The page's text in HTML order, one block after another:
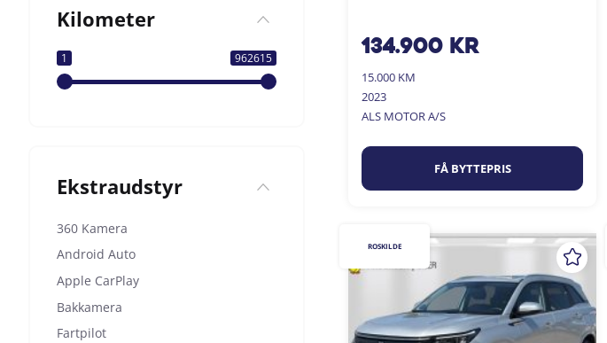
Kilometer
1 962615
Ekstraudstyr
360 Kamera
Android Auto
Apple CarPlay
Bakkamera
Fartpilot
134.900kr
15.000 KM
2023
ALS MOTOR A/S
FÅ BYTTEPRIS
ROSKILDE